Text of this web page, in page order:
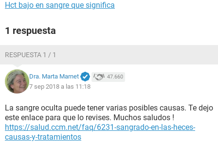
Hct bajo en sangre que significa
1 respuesta
RESPUESTA 1 / 1
Dra. Marta Marnet 47.660
7 sep 2018 a las 11:18
La sangre oculta puede tener varias posibles causas. Te dejo
este enlace para que lo revises. Muchos saludos !
https://salud.ccm.net/faq/6231-sangrado-en-las-heces-
causas-y-tratamientos